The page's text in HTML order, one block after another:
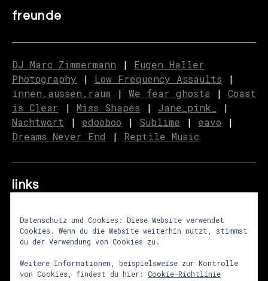
freunde
DJ Marc Zimmermann | Eugen Haller
Photography | Low Frequency Assaults |
innen.aussen.raum | We fear ghosts | Coast
is Clear | Miss Shapes | Jane_pink_
|
Nachtwort | edooboo | Sublime | eavo |
Dreams Never End | Reptile Music
links
über uns | presse|newsletter
impressum|datenschutz |
Datenschutz und Cookies: Diese Website verwendet
Cookies. Wenn du die Website weiterhin nutzt, stimmst
du der Verwendung von Cookies zu.
Weitere Informationen, beispielsweise zur Kontrolle
von Cookies, findest du hier: Cookie-Richtlinie